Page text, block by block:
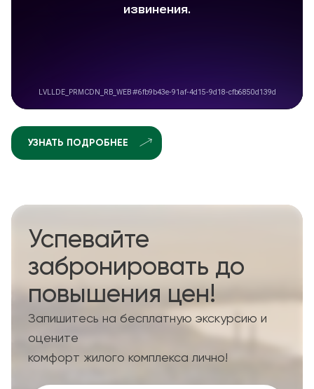
УЗНАТЬ ПОДРОБНЕЕ
Успевайте
забронировать до
повышения цен!
Запишитесь на бесплатную экскурсию и
оцените
комфорт жилого комплекса лично!